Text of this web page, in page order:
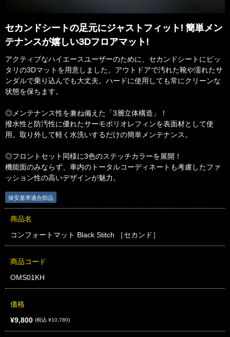
セカンドシートの足元にジャストフィット! 簡単メン
テナンスが嬉しい3Dフロアマット!
​アクティブなハイエースユーザーのために、セカンドシートにピッ
タリの3Dマットを用意しました。アウトドアで汚れた靴や濡れたサ
ンダルで乗り込んでも大丈夫。ハードに使用しても常にクリーンな
状態を保ちます。
◎メンテナンス性を兼ね備えた「3層立体構造」！
撥水性と防汚性に優れたサーモポリオレフィンを表面材として使
用。取り外して軽く水洗いするだけの簡単メンテナンス。
◎フロントセット同様に3色のステッチカラーを展開！
機能面のみならず、車内のトータルコーディネートも考慮したファ
ッション性の高いデザインが魅力。
保安基準適合部品
商品名
コンフォートマット Black Stitch ［セカンド］
商品コード
OMS01KH
価格
¥9,800 (税込 ¥10,780)